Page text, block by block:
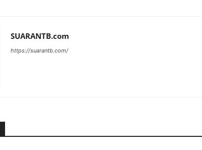
SUARANTB.com
https://suarantb.com/